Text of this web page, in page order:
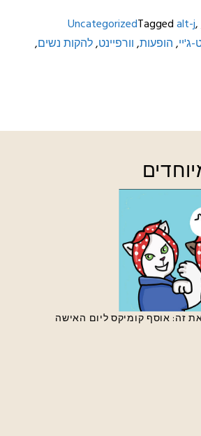
UncategorizedTaggedalt-j,
ג'יי,הופעות,וורפיינט,להקות נשים,
זה: אוסף קומיקס ליום האישה